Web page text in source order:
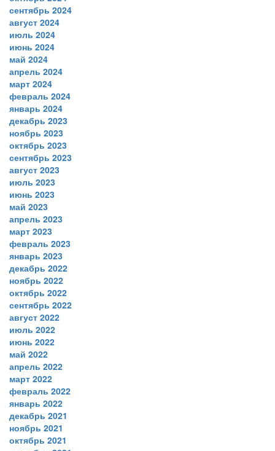
сентябрь 2024
август 2024
июль 2024
июнь 2024
май 2024
апрель 2024
март 2024
февраль 2024
январь 2024
декабрь 2023
ноябрь 2023
октябрь 2023
сентябрь 2023
август 2023
июль 2023
июнь 2023
май 2023
апрель 2023
март 2023
февраль 2023
январь 2023
декабрь 2022
ноябрь 2022
октябрь 2022
сентябрь 2022
август 2022
июль 2022
июнь 2022
май 2022
апрель 2022
март 2022
февраль 2022
январь 2022
декабрь 2021
ноябрь 2021
октябрь 2021